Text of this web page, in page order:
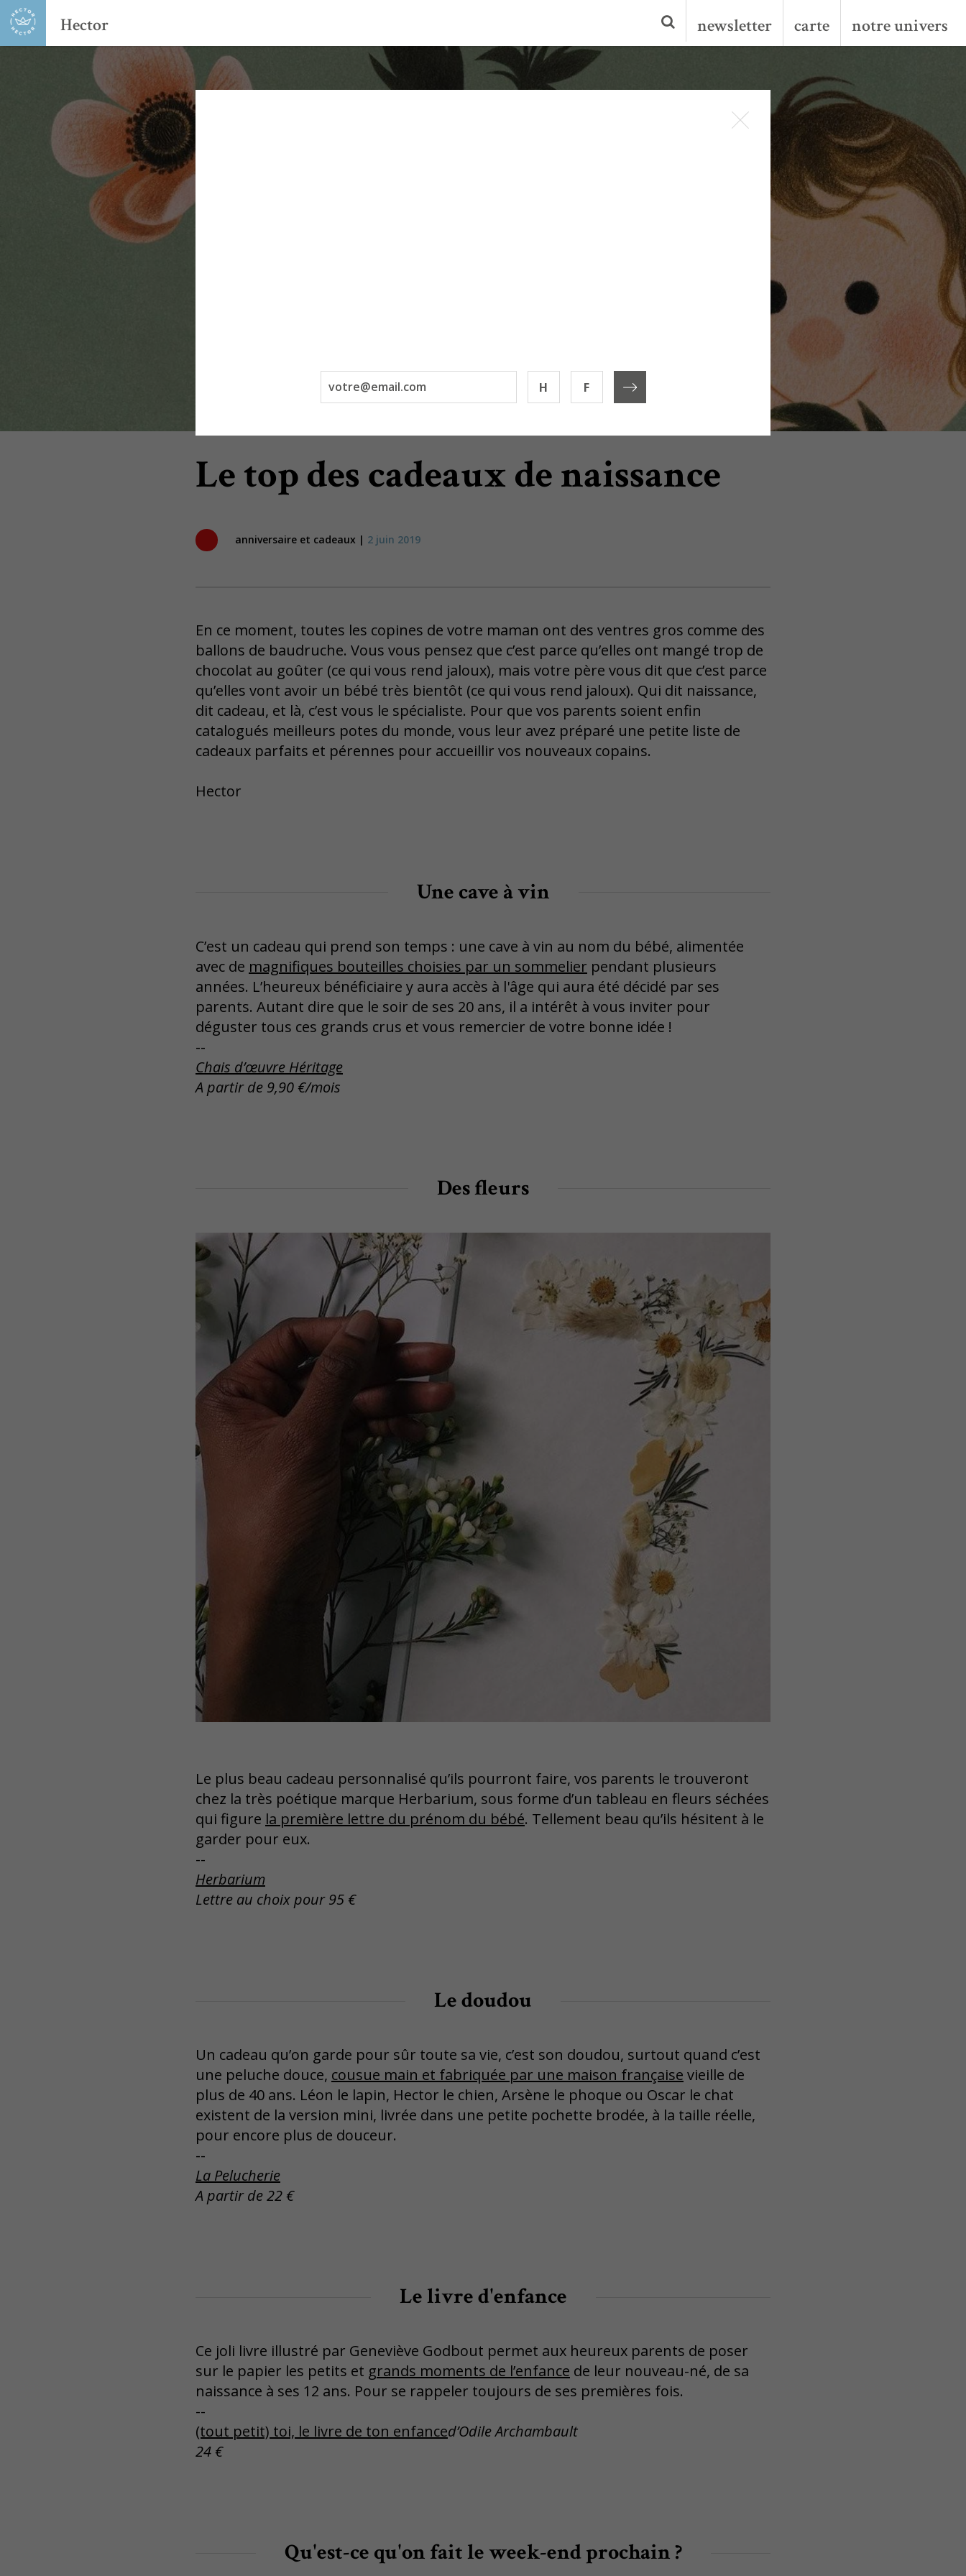
Hector newsletter carte notre univers
Le top des cadeaux de naissance
anniversaire et cadeaux | 2 juin 2019
En ce moment, toutes les copines de votre maman ont des ventres gros comme des
ballons de baudruche. Vous vous pensez que c’est parce qu’elles ont mangé trop de
chocolat au goûter (ce qui vous rend jaloux), mais votre père vous dit que c’est parce
qu’elles vont avoir un bébé très bientôt (ce qui vous rend jaloux). Qui dit naissance,
dit cadeau, et là, c’est vous le spécialiste. Pour que vos parents soient enfin
catalogués meilleurs potes du monde, vous leur avez préparé une petite liste de
cadeaux parfaits et pérennes pour accueillir vos nouveaux copains.
Hector
Une cave à vin
C’est un cadeau qui prend son temps : une cave à vin au nom du bébé, alimentée
avec de magnifiques bouteilles choisies par un sommelier pendant plusieurs
années. L’heureux bénéficiaire y aura accès à l'âge qui aura été décidé par ses
parents. Autant dire que le soir de ses 20 ans, il a intérêt à vous inviter pour
déguster tous ces grands crus et vous remercier de votre bonne idée !
--
Chais d’œuvre Héritage
A partir de 9,90 €/mois
Des fleurs
Le plus beau cadeau personnalisé qu’ils pourront faire, vos parents le trouveront
chez la très poétique marque Herbarium, sous forme d’un tableau en fleurs séchées
qui figure la première lettre du prénom du bébé. Tellement beau qu’ils hésitent à le
garder pour eux.
--
Herbarium
Lettre au choix pour 95 €
Le doudou
Un cadeau qu’on garde pour sûr toute sa vie, c’est son doudou, surtout quand c’est
une peluche douce, cousue main et fabriquée par une maison française vieille de
plus de 40 ans. Léon le lapin, Hector le chien, Arsène le phoque ou Oscar le chat
existent de la version mini, livrée dans une petite pochette brodée, à la taille réelle,
pour encore plus de douceur.
--
La Pelucherie
A partir de 22 €
Le livre d'enfance
Ce joli livre illustré par Geneviève Godbout permet aux heureux parents de poser
sur le papier les petits et grands moments de l’enfance de leur nouveau-né, de sa
naissance à ses 12 ans. Pour se rappeler toujours de ses premières fois.
--
(tout petit) toi, le livre de ton enfanced’Odile Archambault
24 €
Qu'est-ce qu'on fait le week-end prochain ?
H F